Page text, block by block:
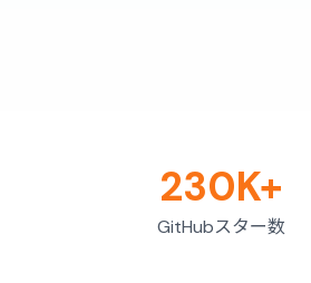
230K+
GitHubスター数